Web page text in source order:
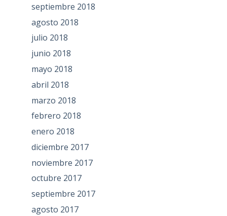
septiembre 2018
agosto 2018
julio 2018
junio 2018
mayo 2018
abril 2018
marzo 2018
febrero 2018
enero 2018
diciembre 2017
noviembre 2017
octubre 2017
septiembre 2017
agosto 2017